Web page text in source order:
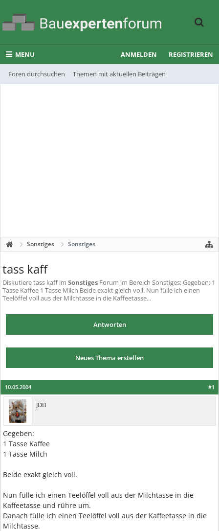
MENU
Foren durchsuchen Themen mit aktuellen Beiträgen
ANMELDEN REGISTRIEREN
Sonstiges Sonstiges
tass kaff
Diskutieretass kaffim Sonstiges Forum im Bereich Sonstiges; Gegeben: 1
Tasse Kaffee 1 Tasse Milch Beide exakt gleich voll. Nun fülle ich einen
Teelöffel voll aus der Milchtasse in die Kaffeetasse...
Antworten
Neues Thema erstellen
#1
10.05.2004
JDB
Gegeben:
1 Tasse Kaffee
1 Tasse Milch
Beide exakt gleich voll.
Nun fülle ich einen Teelöffel voll aus der Milchtasse in die
Kaffeetasse und rühre um.
Danach fülle ich einen Teelöffel voll aus der Kaffeetasse in die
Milchtasse.